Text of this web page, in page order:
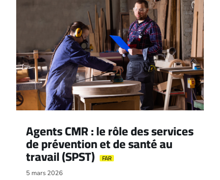
Agents CMR : le rôle des services
de prévention et de santé au
travail (SPST) FAR
5 mars 2026